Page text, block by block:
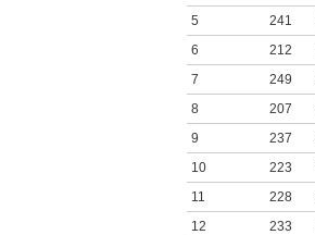
5
241
6
212
7
249
8
207
9
237
10
223
11
228
12
233